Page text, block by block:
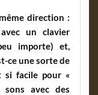
direction :
un clavier
importe) et,
ce une sorte de
si facile pour «
avec des